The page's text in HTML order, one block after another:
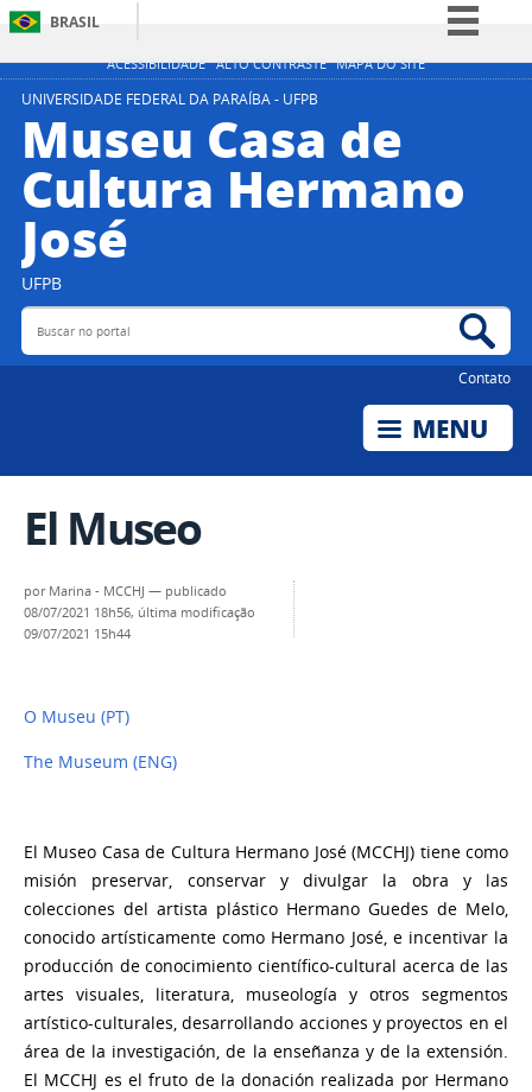
ACESSIBILIDADE ALTO CONTRASTE MAPA DO SITE
BRASIL
Simplifique!
Participe
Legislação
UNIVERSIDADE FEDERAL DA PARAÍBA - UFPB
Museu Casa de
Cultura Hermano
José
UFPB
Buscar no portal
Contato
El Museo
por Marina - MCCHJ — publicado
08/07/2021 18h56, última modificação
09/07/2021 15h44
O Museu (PT)
The Museum (ENG)
El Museo Casa de Cultura Hermano José (MCCHJ) tiene como
misión preservar, conservar y divulgar la obra y las
colecciones del artista plástico Hermano Guedes de Melo,
conocido artísticamente como Hermano José, e incentivar la
producción de conocimiento científico-cultural acerca de las
artes visuales, literatura, museología y otros segmentos
artístico-culturales, desarrollando acciones y proyectos en el
área de la investigación, de la enseñanza y de la extensión.
El MCCHJ es el fruto de la donación realizada por Hermano